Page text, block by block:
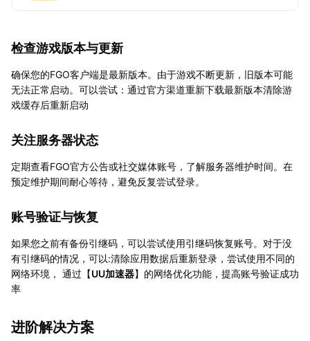
检查游戏版本与更新
确保您的FGO客户端是最新版本。由于游戏不断更新，旧版本可能
无法正常启动。可以尝试：通过官方渠道重新下载最新版本清除游
戏缓存后重新启动
关注服务器状态
定期查看FGO官方公告或社交媒体账号，了解服务器维护时间。在
预定维护期间耐心等待，避免反复尝试登录。
账号验证与恢复
如果您之前有备份引继码，可以尝试使用引继码恢复账号。对于没
有引继码的情况，可以:清除应用数据后重新登录，尝试使用不同的
网络环境， 通过【UU加速器】的网络优化功能，提高账号验证成功
率
进阶解决方案